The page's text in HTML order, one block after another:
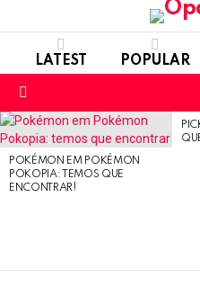
LATEST POPULAR
LATEST
STORIES
POKÉMON EM POKÉMON
POKOPIA: TEMOS QUE
ENCONTRAR!